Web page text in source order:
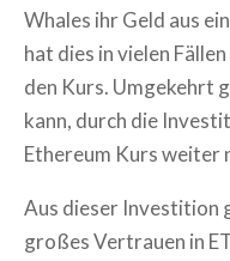
Whales ihr Geld aus
hat dies in vielen
den Kurs. Umgekehrt
kann, durch die
Ethereum Kurs weiter
Aus dieser Investition
großes Vertrauen in